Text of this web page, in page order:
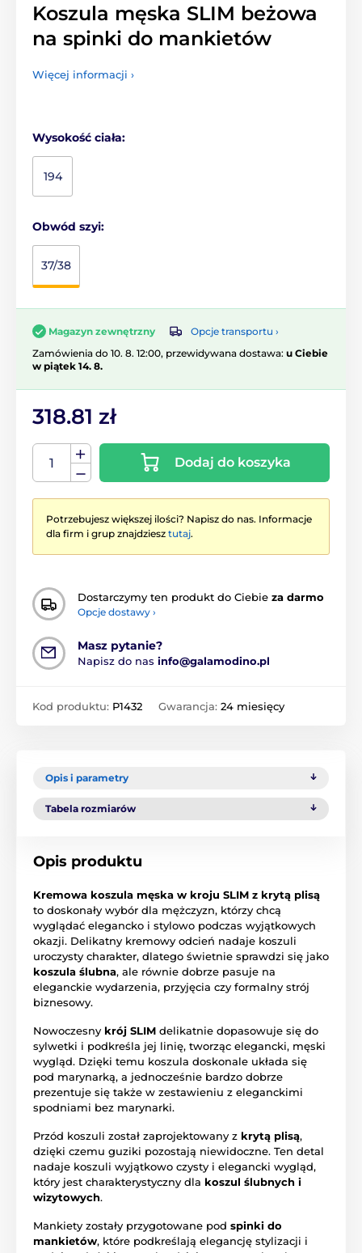
Koszula męska SLIM beżowa
na spinki do mankietów
Więcej informacji ›
Wysokość ciała:
194
Obwód szyi:
37/38
Magazyn zewnętrzny
Opcje transportu ›
Zamówienia do 10. 8. 12:00, przewidywana dostawa: u Ciebie
w piątek 14. 8.
318.81 zł
Dodaj do koszyka
Potrzebujesz większej ilości? Napisz do nas. Informacje
dla firm i grup znajdziesz tutaj.
Dostarczymy ten produkt do Ciebie za darmo
Opcje dostawy ›
Masz pytanie?
Napisz do nas info@galamodino.pl
Kod produktu: P1432 Gwarancja: 24 miesięcy
Opis i parametry
Tabela rozmiarów
Opis produktu
Kremowa koszula męska w kroju SLIM z krytą plisą
to doskonały wybór dla mężczyzn, którzy chcą
wyglądać elegancko i stylowo podczas wyjątkowych
okazji. Delikatny kremowy odcień nadaje koszuli
uroczysty charakter, dlatego świetnie sprawdzi się jako
koszula ślubna, ale równie dobrze pasuje na
eleganckie wydarzenia, przyjęcia czy formalny strój
biznesowy.
Nowoczesny krój SLIM delikatnie dopasowuje się do
sylwetki i podkreśla jej linię, tworząc elegancki, męski
wygląd. Dzięki temu koszula doskonale układa się
pod marynarką, a jednocześnie bardzo dobrze
prezentuje się także w zestawieniu z eleganckimi
spodniami bez marynarki.
Przód koszuli został zaprojektowany z krytą plisą,
dzięki czemu guziki pozostają niewidoczne. Ten detal
nadaje koszuli wyjątkowo czysty i elegancki wygląd,
który jest charakterystyczny dla koszul ślubnych i
wizytowych.
Mankiety zostały przygotowane pod spinki do
mankietów, które podkreślają elegancję stylizacji i